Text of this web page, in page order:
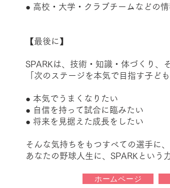
● 高校・大学・クラブチームなどの
【最後に】
SPARKは、技術・知識・体づくり、
「次のステージを本気で目指す子ど
● 本気でうまくなりたい
● 自信を持って試合に臨みたい
● 将来を見据えた成長をしたい
そんな気持ちをもつすべての選手に
あなたの野球人生に、SPARKという
ホームページ